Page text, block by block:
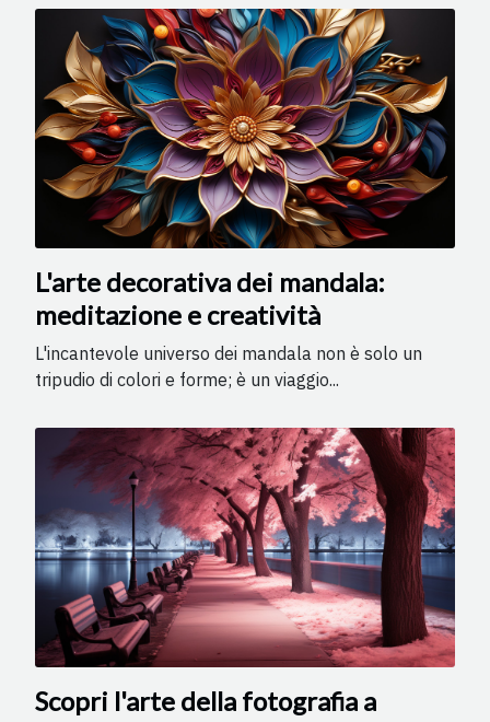
L'arte decorativa dei mandala:
meditazione e creatività
L'incantevole universo dei mandala non è solo un
tripudio di colori e forme; è un viaggio...
Scopri l'arte della fotografia a